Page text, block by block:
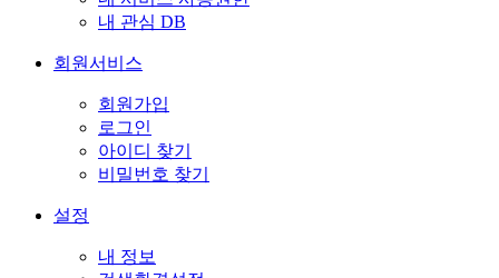
내 관심 DB
회원서비스
회원가입
로그인
아이디 찾기
비밀번호 찾기
설정
내 정보